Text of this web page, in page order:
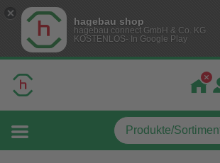
hagebau shop
hagebau connect GmbH & Co. KG
KOSTENLOS- In Google Play